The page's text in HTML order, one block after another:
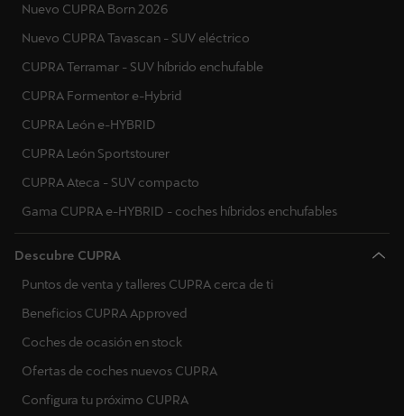
Nuevo CUPRA Born 2026
Nuevo CUPRA Tavascan - SUV eléctrico
CUPRA Terramar - SUV híbrido enchufable
CUPRA Formentor e-Hybrid
CUPRA León e-HYBRID
CUPRA León Sportstourer
CUPRA Ateca - SUV compacto
Gama CUPRA e-HYBRID - coches híbridos enchufables
Descubre CUPRA
Puntos de venta y talleres CUPRA cerca de ti
Beneficios CUPRA Approved
Coches de ocasión en stock
Ofertas de coches nuevos CUPRA
Configura tu próximo CUPRA